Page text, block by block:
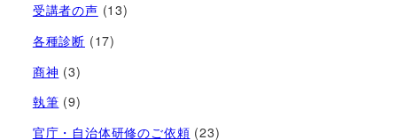
受講者の声 (13)
各種診断 (17)
商神 (3)
執筆 (9)
官庁・自治体研修のご依頼 (23)